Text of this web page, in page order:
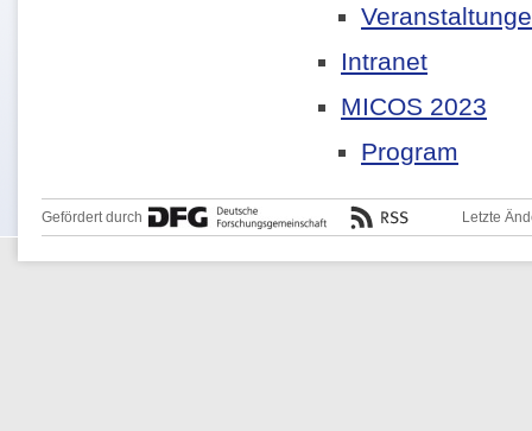
Intranet
MICOS 2023
Program
Gefördert durch Letzte